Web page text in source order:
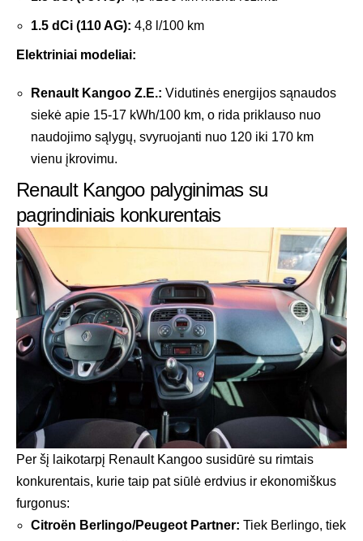
1.5 dCi (110 AG): 4,8 l/100 km
Elektriniai modeliai:
Renault Kangoo Z.E.: Vidutinės energijos sąnaudos
siekė apie 15-17 kWh/100 km, o rida priklauso nuo
naudojimo sąlygų, svyruojanti nuo 120 iki 170 km
vienu įkrovimu.
Renault Kangoo palyginimas su
pagrindiniais konkurentais
Per šį laikotarpį Renault Kangoo susidūrė su rimtais
konkurentais, kurie taip pat siūlė erdvius ir ekonomiškus
furgonus:
Citroën Berlingo/Peugeot Partner: Tiek Berlingo, tiek